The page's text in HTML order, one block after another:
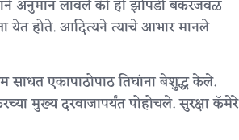
अनुमान लावले की ही झोपडी बंकरजवळ
येत होते. आदित्यने त्याचे आभार मानले
साधत एकापाठोपाठ तिघांना बेशुद्ध केले.
मुख्य दरवाजापर्यंत पोहोचले. सुरक्षा कॅमेरे